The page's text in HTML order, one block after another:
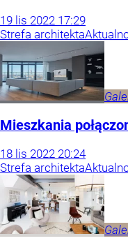
19 lis 2022 17:29
Strefa architekta
Mieszkania
18 lis 2022 20:24
Strefa architekta